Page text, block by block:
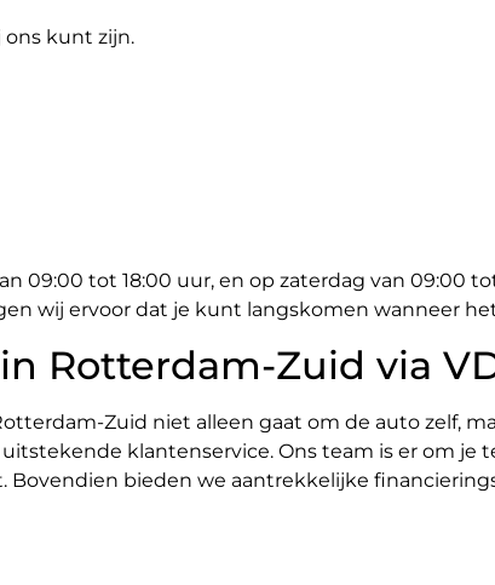
ons kunt zijn.
09:00 tot 18:00 uur, en op zaterdag van 09:00
wij ervoor dat je kunt langskomen wanneer
Rotterdam-Zuid via
Zuid niet alleen gaat om de auto zelf,
klantenservice. Ons team is er om je
bieden we aantrekkelijke